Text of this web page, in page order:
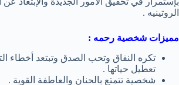
الروتينيه .
مميزات شخصية رحمه :
تكره النفاق وتحب الصدق وتبتعد أخطاء
تعطيل حياتها .
شخصية تتمتع بالحنان والعاطفة القوية .